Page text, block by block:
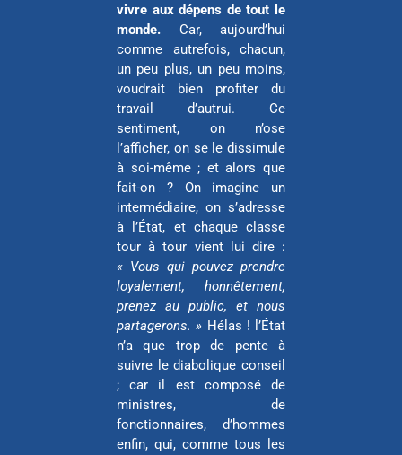
vivre aux dépens de tout le
monde. Car, aujourd’hui
comme autrefois, chacun,
un peu plus, un peu moins,
voudrait bien profiter du
travail d’autrui. Ce
sentiment, on n’ose
l’afficher, on se le dissimule
à soi-même ; et alors que
fait-on ? On imagine un
intermédiaire, on s’adresse
à l’État, et chaque classe
tour à tour vient lui dire :
« Vous qui pouvez prendre
loyalement, honnêtement,
prenez au public, et nous
partagerons. » Hélas ! l’État
n’a que trop de pente à
suivre le diabolique conseil
; car il est composé de
ministres, de
fonctionnaires, d’hommes
enfin, qui, comme tous les